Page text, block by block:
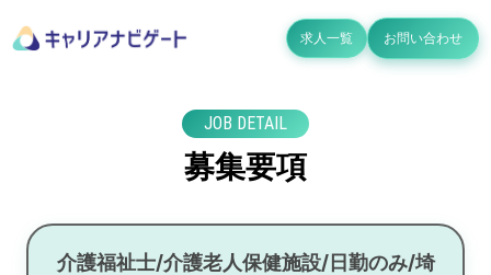
求人一覧 お問い合わせ
JOB DETAIL
募集要項
介護福祉士/介護老人保健施設/日勤のみ/埼